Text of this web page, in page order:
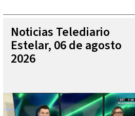
Noticias Telediario
Estelar, 06 de agosto
2026